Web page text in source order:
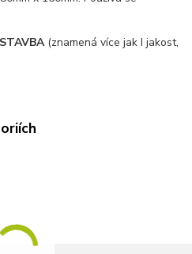
STAVBA (znamená více jak I jakost,